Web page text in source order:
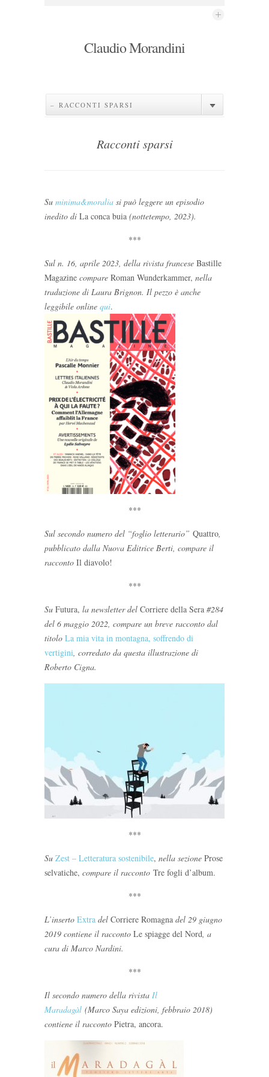
Claudio Morandini
– RACCONTI SPARSI
Racconti sparsi
Su minima&moralia si può leggere un episodio
inedito di La conca buia (nottetempo, 2023).
***
Sul n. 16, aprile 2023, della rivista francese Bastille
Magazine compare Roman Wunderkammer, nella
traduzione di Laura Brignon. Il pezzo è anche
leggibile online qui.
***
Sul secondo numero del “foglio letterario” Quattro,
pubblicato dalla Nuova Editrice Berti, compare il
racconto Il diavolo!
***
Su Futura, la newsletter del Corriere della Sera #284
del 6 maggio 2022, compare un breve racconto dal
titolo La mia vita in montagna, soffrendo di
vertigini, corredato da questa illustrazione di
Roberto Cigna.
***
Su Zest – Letteratura sostenibile, nella sezione Prose
selvatiche, compare il racconto Tre fogli d’album.
***
L’inserto Extra del Corriere Romagna del 29 giugno
2019 contiene il racconto Le spiagge del Nord, a
cura di Marco Nardini.
***
Il secondo numero della rivista Il
Maradagàl (Marco Saya edizioni, febbraio 2018)
contiene il racconto Pietra, ancora.